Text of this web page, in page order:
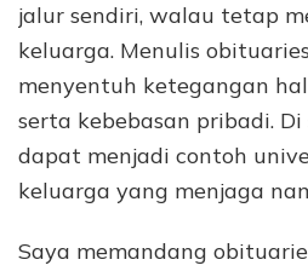
jalur sendiri, walau tetap
keluarga. Menulis
menyentuh ketegangan
serta kebebasan pribadi.
dapat menjadi contoh
keluarga yang menjaga
Saya memandang